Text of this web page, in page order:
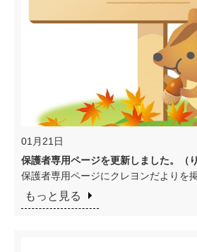
01月21日
保護者専用ページを更新しました。（
保護者専用ページにクレヨンだよりを
もっと見る